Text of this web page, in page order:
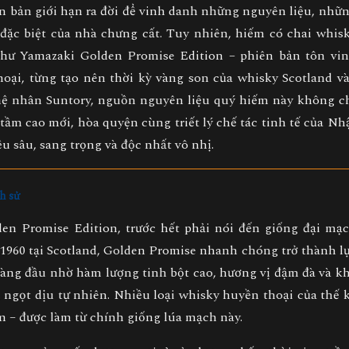
bản giới hạn ra đời để vinh danh những nguyên liệu,
biệt của nhà chưng cất. Tuy nhiên, hiếm có chai
Yamazaki Golden Promise Edition – phiên bản tôn
từng tạo nên thời kỳ vàng son của whisky Scotland
nhân Suntory, nguồn nguyên liệu quý hiếm này không
cao mới, hòa quyện cùng triết lý chế tác tinh tế của
sâu, sang trọng và độc nhất vô nhị.
sử
Promise Edition, trước hết phải nói đến giống đại
tại Scotland, Golden Promise nhanh chóng trở thành
đầu nhờ hàm lượng tinh bột cao, hương vị đậm đà và
dịu tự nhiên. Nhiều loại whisky huyền thoại của thế
– được làm từ chính giống lúa mạch này.